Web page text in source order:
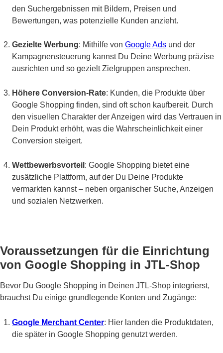
den Suchergebnissen mit Bildern, Preisen und
Bewertungen, was potenzielle Kunden anzieht.
Gezielte Werbung: Mithilfe von Google Ads und der
Kampagnensteuerung kannst Du Deine Werbung präzise
ausrichten und so gezielt Zielgruppen ansprechen.
Höhere Conversion-Rate: Kunden, die Produkte über
Google Shopping finden, sind oft schon kaufbereit. Durch
den visuellen Charakter der Anzeigen wird das Vertrauen in
Dein Produkt erhöht, was die Wahrscheinlichkeit einer
Conversion steigert.
Wettbewerbsvorteil : Google Shopping bietet eine
zusätzliche Plattform, auf der Du Deine Produkte
vermarkten kannst – neben organischer Suche, Anzeigen
und sozialen Netzwerken.
Voraussetzungen für die Einrichtung
von Google Shopping in JTL-Shop
Bevor Du Google Shopping in Deinen JTL-Shop integrierst,
brauchst Du einige grundlegende Konten und Zugänge:
Google Merchant Center: Hier landen die Produktdaten,
die später in Google Shopping genutzt werden.